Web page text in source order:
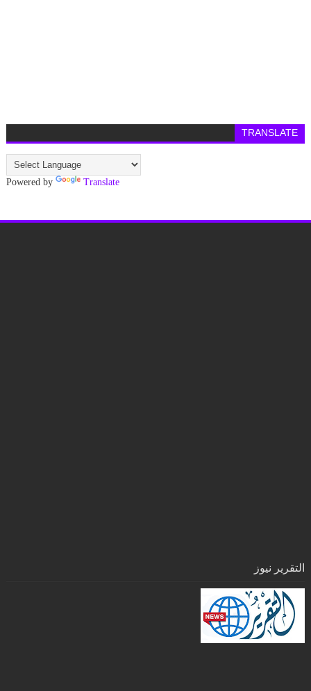
TRANSLATE
Powered by Translate
التقرير نيوز